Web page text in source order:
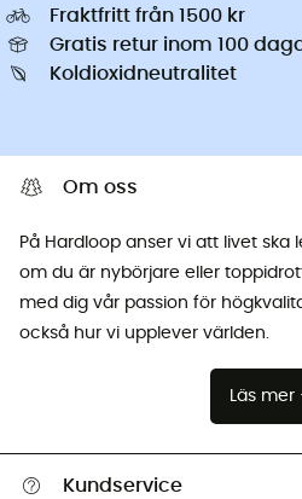
Fraktfritt från 1500 kr
Gratis retur inom 100
Koldioxidneutralitet
Om oss
På Hardloop anser vi att livet ska
om du är nybörjare eller
med dig vår passion för
också hur vi upplever världen.
Läs mer
Kundservice